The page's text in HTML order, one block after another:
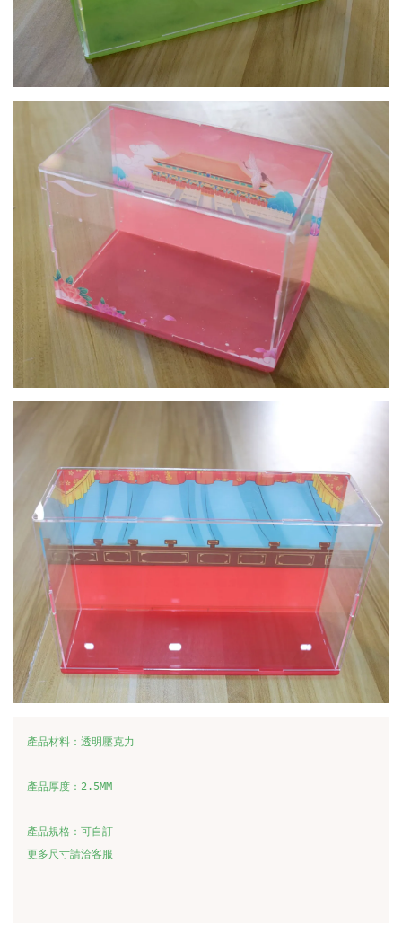
產品材料：透明壓克力
產品厚度：2.5MM
產品規格：可自訂
更多尺寸請洽客服